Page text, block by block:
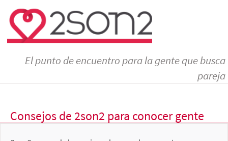
El punto de encuentro para la gente que busca
pareja
Consejos de 2son2 para conocer gente